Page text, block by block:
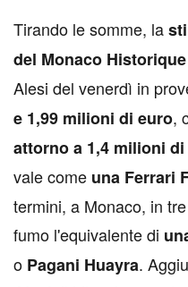
Tirando le somme, la
del Monaco
Alesi del venerdì in
e 1,99 milioni di euro,
attorno a 1,4 milioni
vale come una Ferrari
termini, a Monaco, in
fumo l'equivalente di
o Pagani Huayra.